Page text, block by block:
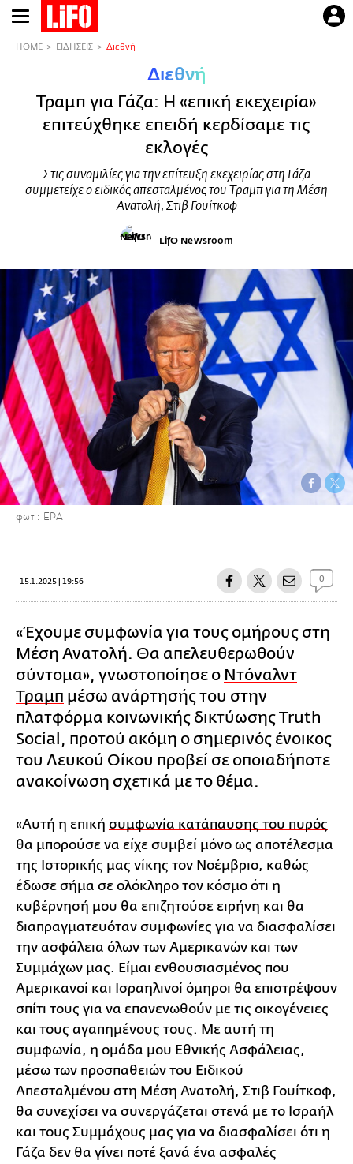
Παράκαμψη
προς
HOME ΕΙΔΗΣΕΙΣ Διεθνή
Διεθνή
Τραμπ για Γάζα: Η «επική εκεχειρία»
επιτεύχθηκε επειδή κερδίσαμε τις
εκλογές
Στις συνομιλίες για την επίτευξη εκεχειρίας στη Γάζα
συμμετείχε ο ειδικός απεσταλμένος του Τραμπ για τη Μέση
Ανατολή, Στιβ Γουίτκοφ
LifO Newsroom
φωτ.: ΕΡΑ
15.1.2025 | 19:56 0
«Έχουμε συμφωνία για τους ομήρους στη
Μέση Ανατολή. Θα απελευθερωθούν
σύντομα», γνωστοποίησε ο Ντόναλντ
Τραμπ μέσω ανάρτησής του στην
πλατφόρμα κοινωνικής δικτύωσης Truth
Social, προτού ακόμη ο σημερινός ένοικος
του Λευκού Οίκου προβεί σε οποιαδήποτε
ανακοίνωση σχετικά με το θέμα.
«Αυτή η επική συμφωνία κατάπαυσης του πυρός
θα μπορούσε να είχε συμβεί μόνο ως αποτέλεσμα
της Ιστορικής μας νίκης τον Νοέμβριο, καθώς
έδωσε σήμα σε ολόκληρο τον κόσμο ότι η
κυβέρνησή μου θα επιζητούσε ειρήνη και θα
διαπραγματευόταν συμφωνίες για να διασφαλίσει
την ασφάλεια όλων των Αμερικανών και των
Συμμάχων μας. Είμαι ενθουσιασμένος που
Αμερικανοί και Ισραηλινοί όμηροι θα επιστρέψουν
σπίτι τους για να επανενωθούν με τις οικογένειες
και τους αγαπημένους τους. Με αυτή τη
συμφωνία, η ομάδα μου Εθνικής Ασφάλειας,
μέσω των προσπαθειών του Ειδικού
Απεσταλμένου στη Μέση Ανατολή, Στιβ Γουίτκοφ,
θα συνεχίσει να συνεργάζεται στενά με το Ισραήλ
και τους Συμμάχους μας για να διασφαλίσει ότι η
Γάζα δεν θα γίνει ποτέ ξανά ένα ασφαλές